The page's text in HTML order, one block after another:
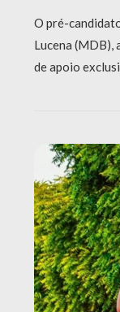
O pré-
Lucena (MDB),
de apoio